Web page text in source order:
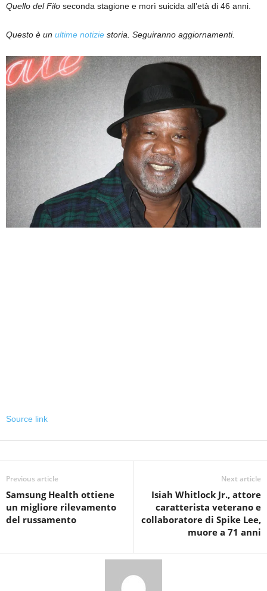
Quello del Filo seconda stagione e morì suicida all’età di 46 anni.
Questo è un ultime notizie storia. Seguiranno aggiornamenti.
Source link
Previous article
Samsung Health ottiene
un migliore rilevamento
del russamento
Next article
Isiah Whitlock Jr., attore
caratterista veterano e
collaboratore di Spike Lee,
muore a 71 anni